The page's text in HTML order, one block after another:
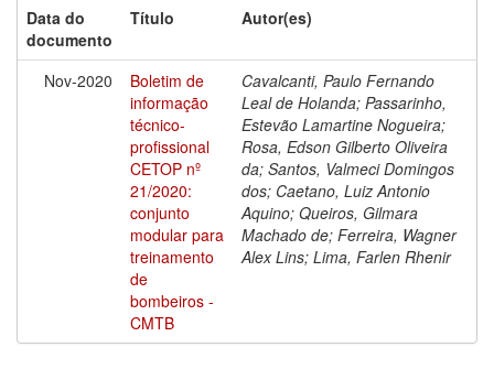
Data do
documento
Título Autor(es)
Nov-2020
Boletim de
informação
técnico-
profissional
CETOP nº
21/2020:
conjunto
modular para
treinamento
de
bombeiros -
CMTB
Cavalcanti, Paulo Fernando
Leal de Holanda; Passarinho,
Estevão Lamartine Nogueira;
Rosa, Edson Gilberto Oliveira
da; Santos, Valmeci Domingos
dos; Caetano, Luiz Antonio
Aquino; Queiros, Gilmara
Machado de; Ferreira, Wagner
Alex Lins; Lima, Farlen Rhenir